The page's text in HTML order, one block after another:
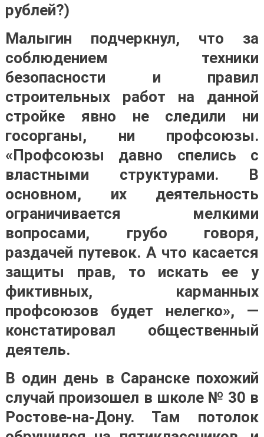
рублей?)
Малыгин подчеркнул, что за
соблюдением техники
безопасности и правил
строительных работ на данной
стройке явно не следили ни
госорганы, ни профсоюзы.
«Профсоюзы давно спелись с
властными структурами. В
основном, их деятельность
ограничивается мелкими
вопросами, грубо говоря,
раздачей путевок. А что касается
защиты прав, то искать ее у
фиктивных, карманных
профсоюзов будет нелегко», —
констатировал общественный
деятель.
В один день в Саранске похожий
случай произошел в школе № 30 в
Ростове-на-Дону. Там потолок